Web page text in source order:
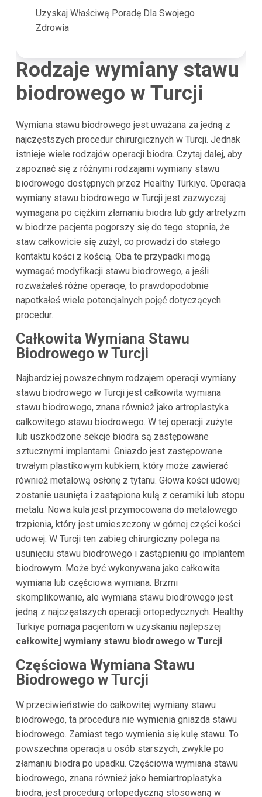
Uzyskaj Właściwą Poradę Dla Swojego
Zdrowia
Rodzaje wymiany stawu
biodrowego w Turcji
Wymiana stawu biodrowego jest uważana za jedną z
najczęstszych procedur chirurgicznych w Turcji. Jednak
istnieje wiele rodzajów operacji biodra. Czytaj dalej, aby
zapoznać się z różnymi rodzajami wymiany stawu
biodrowego dostępnych przez Healthy Türkiye. Operacja
wymiany stawu biodrowego w Turcji jest zazwyczaj
wymagana po ciężkim złamaniu biodra lub gdy artretyzm
w biodrze pacjenta pogorszy się do tego stopnia, że
staw całkowicie się zużył, co prowadzi do stałego
kontaktu kości z kością. Oba te przypadki mogą
wymagać modyfikacji stawu biodrowego, a jeśli
rozważałeś różne operacje, to prawdopodobnie
napotkałeś wiele potencjalnych pojęć dotyczących
procedur.
Całkowita Wymiana Stawu
Biodrowego wTurcji
Najbardziej powszechnym rodzajem operacji wymiany
stawu biodrowego w Turcji jest całkowita wymiana
stawu biodrowego, znana również jako artroplastyka
całkowitego stawu biodrowego. W tej operacji zużyte
lub uszkodzone sekcje biodra są zastępowane
sztucznymi implantami. Gniazdo jest zastępowane
trwałym plastikowym kubkiem, który może zawierać
również metalową osłonę z tytanu. Głowa kości udowej
zostanie usunięta i zastąpiona kulą z ceramiki lub stopu
metalu. Nowa kula jest przymocowana do metalowego
trzpienia, który jest umieszczony w górnej części kości
udowej. W Turcji ten zabieg chirurgiczny polega na
usunięciu stawu biodrowego i zastąpieniu go implantem
biodrowym. Może być wykonywana jako całkowita
wymiana lub częściowa wymiana. Brzmi
skomplikowanie, ale wymiana stawu biodrowego jest
jedną z najczęstszych operacji ortopedycznych. Healthy
Türkiye pomaga pacjentom w uzyskaniu najlepszej
całkowitej wymiany stawu biodrowego w Turcji.
Częściowa Wymiana Stawu
Biodrowego wTurcji
W przeciwieństwie do całkowitej wymiany stawu
biodrowego, ta procedura nie wymienia gniazda stawu
biodrowego. Zamiast tego wymienia się kulę stawu. To
powszechna operacja u osób starszych, zwykle po
złamaniu biodra po upadku. Częściowa wymiana stawu
biodrowego, znana również jako hemiartroplastyka
biodra, jest procedurą ortopedyczną stosowaną w